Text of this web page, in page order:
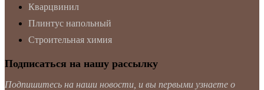
Кварцвинил
Плинтус напольный
Строительная химия
Подписаться на нашу рассылку
Подпишитесь на наши новости, и вы первыми узнаете о